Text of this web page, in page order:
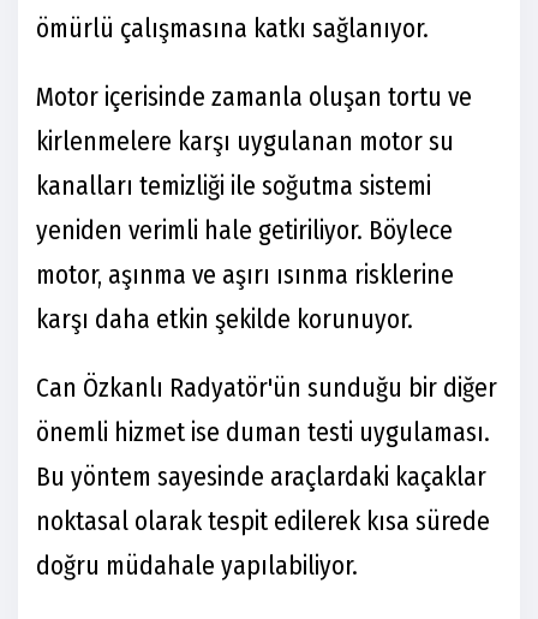
ömürlü çalışmasına katkı sağlanıyor.
Motor içerisinde zamanla oluşan tortu ve
kirlenmelere karşı uygulanan motor su
kanalları temizliği ile soğutma sistemi
yeniden verimli hale getiriliyor. Böylece
motor, aşınma ve aşırı ısınma risklerine
karşı daha etkin şekilde korunuyor.
Can Özkanlı Radyatör'ün sunduğu bir diğer
önemli hizmet ise duman testi uygulaması.
Bu yöntem sayesinde araçlardaki kaçaklar
noktasal olarak tespit edilerek kısa sürede
doğru müdahale yapılabiliyor.